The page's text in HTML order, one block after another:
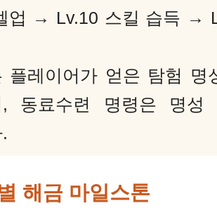
업 → Lv.10 스킬 습득
플레이어가 얻은 탐험 명
, 동료수련 명령은 명성
해금 마일스톤